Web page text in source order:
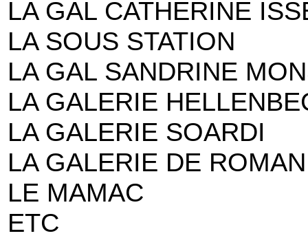
LA GAL CATHERINE
LA SOUS STATION
LA GAL SANDRINE
LA GALERIE
LA GALERIE SOARDI
LA GALERIE DE ROMAN
LE MAMAC
ETC